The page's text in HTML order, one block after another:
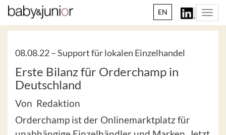
EN
08.08.22 –Support für lokalen Einzelhandel
Erste Bilanz für Orderchamp in
Deutschland
Von Redaktion
Orderchamp ist der Onlinemarktplatz für